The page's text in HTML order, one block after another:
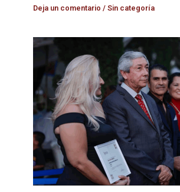
Deja un comentario /Sin categoría